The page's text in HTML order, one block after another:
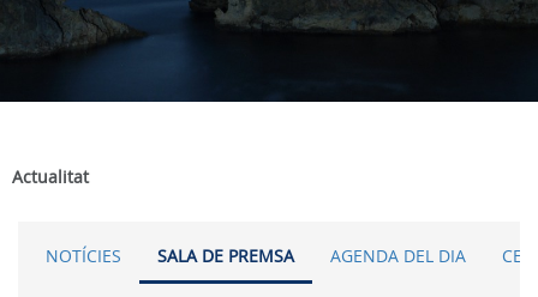
Actualitat
NOTÍCIES SALA DE PREMSA AGENDA DEL DIA